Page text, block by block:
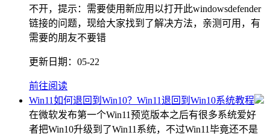
不开，提示：需要使用新应用以打开此windowsdefender
链接的问题，现给大家找到了解决方法，亲测可用，有
需要的朋友不要错
更新日期： 05-22
前往阅读
Win11如何退回到Win10？Win11退回到Win10系统教程
在微软发布第一个Win11预览版本之后有很多系统爱好
者把Win10升级到了Win11系统，不过Win11毕竟还不是